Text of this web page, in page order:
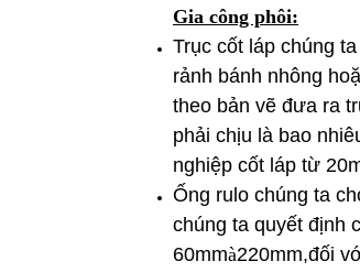
Gia công phôi:
Trục cốt láp chúng
rảnh bánh nhông
theo bản vẽ đưa ra
phải chịu là bao
nghiệp cốt láp từ
Ống rulo chúng ta
chúng ta quyết định
60mmà220mm,đối